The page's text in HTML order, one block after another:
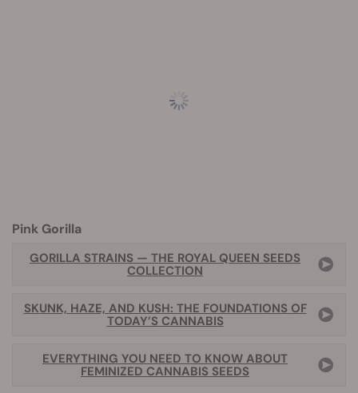
Pink Gorilla
GORILLA STRAINS — THE ROYAL QUEEN SEEDS
COLLECTION
SKUNK, HAZE, AND KUSH: THE FOUNDATIONS OF
TODAY’S CANNABIS
EVERYTHING YOU NEED TO KNOW ABOUT
FEMINIZED CANNABIS SEEDS